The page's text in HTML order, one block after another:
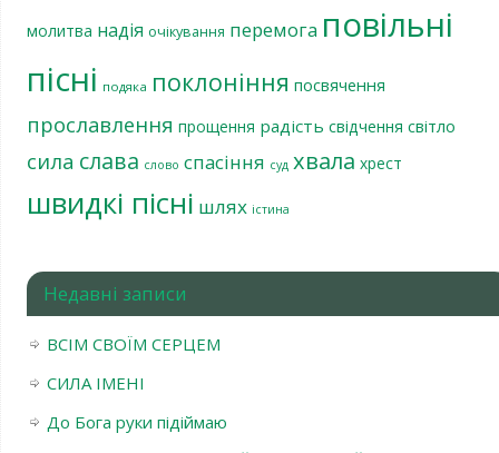
молитва надія очікування перемога повільні
пісні подяка поклоніння посвячення
прославлення прощення радість свідчення світло
сила слава слово спасіння суд хвала хрест
швидкі пісні шлях істина
Недавні записи
ВСІМ СВОЇМ СЕРЦЕМ
СИЛА ІМЕНІ
До Бога руки підіймаю